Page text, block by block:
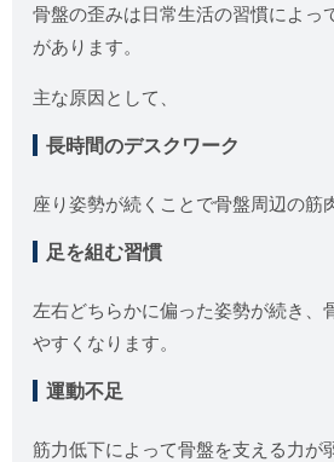
骨盤の歪みは日常生活の習慣によっ
があります。
主な原因として、
長時間のデスクワーク
座り姿勢が続くことで骨盤周辺の筋
足を組む習慣
左右どちらかに偏った姿勢が続き、
やすくなります。
運動不足
筋力低下によって骨盤を支える力が